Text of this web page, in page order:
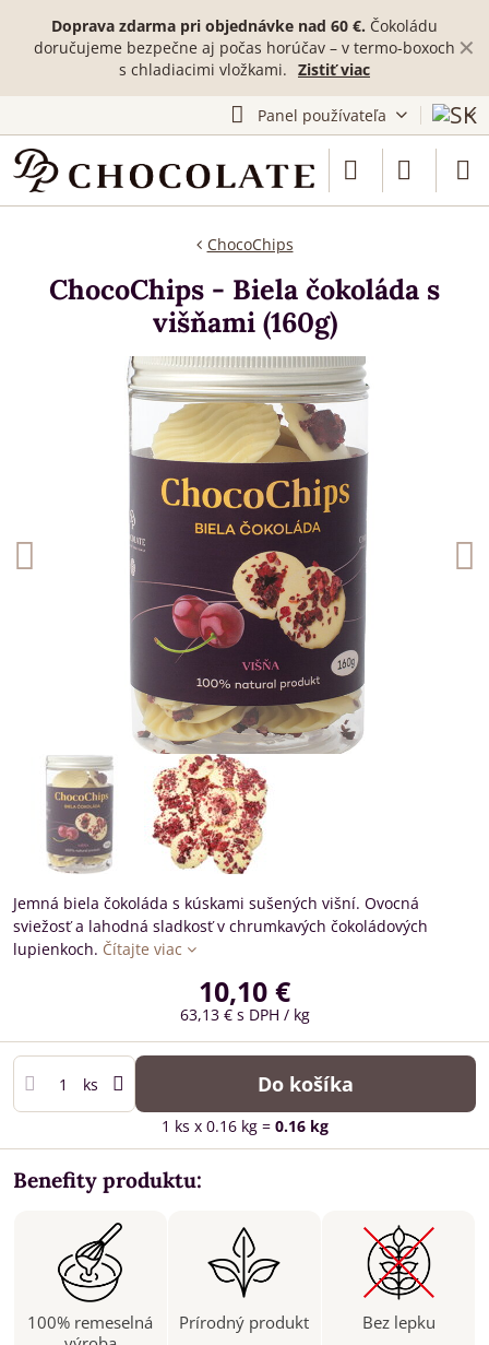
✕
Doprava zdarma pri objednávke nad 60 €. Čokoládu
doručujeme bezpečne aj počas horúčav – v termo-boxoch
s chladiacimi vložkami. Zistiť viac
Panel používateľa
ChocoChips
ChocoChips - Biela čokoláda s
višňami (160g)
Jemná biela čokoláda s kúskami sušených višní. Ovocná
sviežosť a lahodná sladkosť v chrumkavých čokoládových
lupienkoch. Čítajte viac
10,10 €
63,13 € s DPH / kg
ks Do košíka
1 ks x 0.16 kg = 0.16kg
Benefity produktu:
100% remeselná
Prírodný produkt Bez lepku